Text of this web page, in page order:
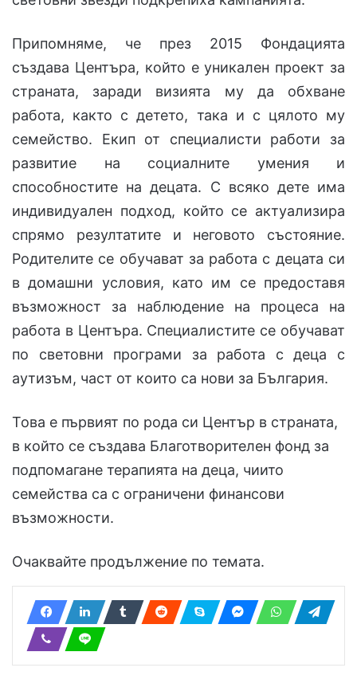
Припомняме, че през 2015 Фондацията
създава Центъра, който е уникален проект за
страната, заради визията му да обхване
работа, както с детето, така и с цялото му
семейство. Екип от специалисти работи за
развитие на социалните умения и
способностите на децата. С всяко дете има
индивидуален подход, който се актуализира
спрямо резултатите и неговото състояние.
Родителите се обучават за работа с децата си
в домашни условия, като им се предоставя
възможност за наблюдение на процеса на
работа в Центъра. Специалистите се обучават
по световни програми за работа с деца с
аутизъм, част от които са нови за България.
Това е първият по рода си Център в страната,
в който се създава Благотворителен фонд за
подпомагане терапията на деца, чиито
семейства са с ограничени финансови
възможности.
Очаквайте продължение по темата.